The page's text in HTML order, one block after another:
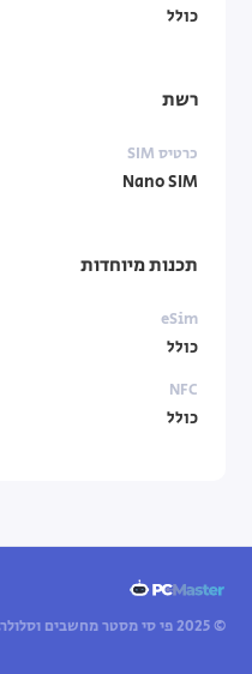
כולל
רשת
כרטיס SIM
Nano SIM
תכנות מיוחדות
eSim
כולל
NFC
כולל
© 2025 פי סי מסטר מחשבים וסלולר. כל הזכויות שמורות.